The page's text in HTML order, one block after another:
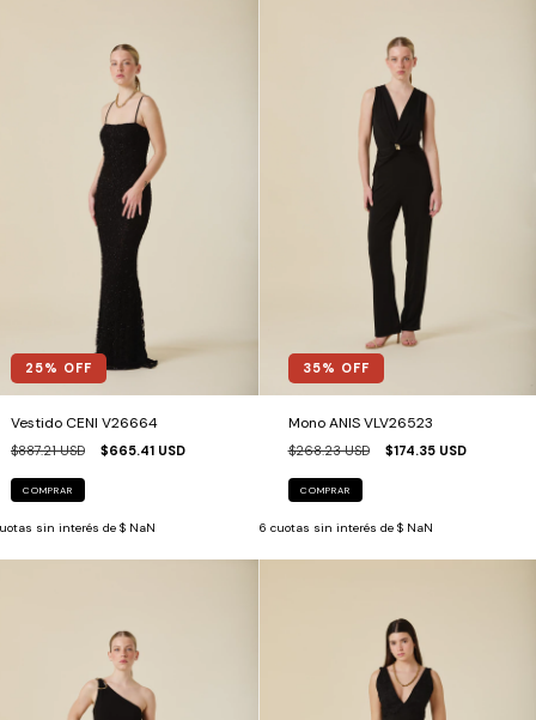
25% OFF
Vestido CENI V26664
$887.21 USD $665.41 USD
COMPRAR
sin interés de $ NaN
35% OFF
Mono ANIS VLV26523
$268.23 USD $174.35 USD
COMPRAR
6 cuotas sin interés de $ NaN